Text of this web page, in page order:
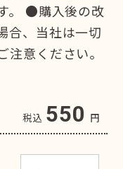
。 ●購入後の改
合、当社は一切
意ください。
税込 550 円